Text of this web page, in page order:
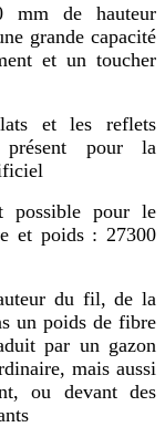
mm de hauteur
grande capacité
et un toucher
et les reflets
présent pour la
possible pour le
et poids : 27300
du fil, de la
un poids de fibre
par un gazon
mais aussi
ou devant des